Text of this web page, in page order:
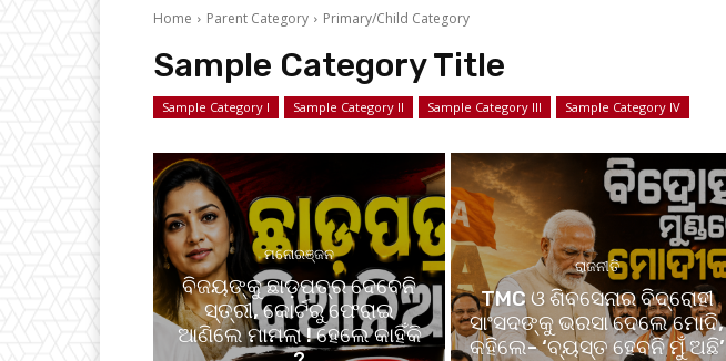
Home Parent Category Primary/Child Category
Sample Category Title
Sample Category I Sample Category II Sample Category III Sample Category IV
ମନୋରଞ୍ଜନ
ବିଜୟଙ୍କୁ ଛାଡ଼ପତ୍ର ଦେବେନି
ସ୍ତ୍ରୀ, କୋର୍ଟରୁ ଫେରାଇ
ଆଣିଲେ ମାମଲା ! ହେଲେ କାହିଁକି
ରାଜନୀତି
TMC ଓ ଶିବସେନାର ବିଦ୍ରୋହୀ
ସାଂସଦଙ୍କୁ ଭରସା ଦେଲେ ମୋଦି,
କହିଲେ- ‘ବ୍ୟସ୍ତ ହେବନି ମୁଁ ଅଛି’